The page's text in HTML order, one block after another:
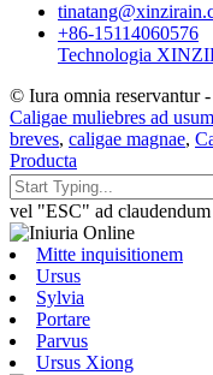
+86-15114060576
Technologia
© Iura omnia
Caligae muliebres ad
breves, caligae magnae,
Producta
vel "ESC" ad claudendum
Mitte inquisitionem
Ursus
Sylvia
Portare
Parvus
Ursus Xiong